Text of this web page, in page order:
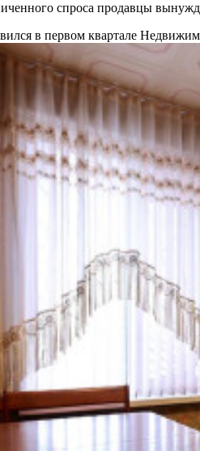
спроса продавцы
в первом квартале